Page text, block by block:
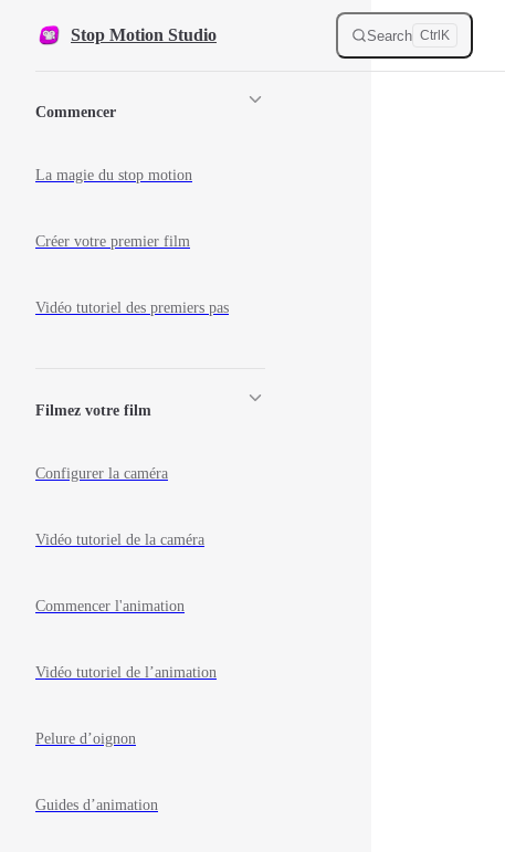
Skip to content
Stop Motion Studio Search Ctrl K
Commencer
La magie du stop motion
Créer votre premier film
Vidéo tutoriel des premiers pas
Filmez votre film
Configurer la caméra
Vidéo tutoriel de la caméra
Commencer l'animation
Vidéo tutoriel de l’animation
Pelure d’oignon
Guides d’animation